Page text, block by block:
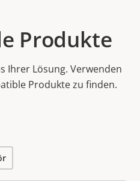
Produkte
Ihrer Lösung. Verwenden
Produkte zu finden.